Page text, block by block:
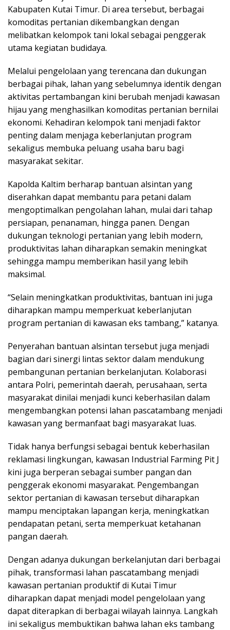
Kabupaten Kutai Timur. Di area tersebut, berbagai
komoditas pertanian dikembangkan dengan
melibatkan kelompok tani lokal sebagai penggerak
utama kegiatan budidaya.
Melalui pengelolaan yang terencana dan dukungan
berbagai pihak, lahan yang sebelumnya identik dengan
aktivitas pertambangan kini berubah menjadi kawasan
hijau yang menghasilkan komoditas pertanian bernilai
ekonomi. Kehadiran kelompok tani menjadi faktor
penting dalam menjaga keberlanjutan program
sekaligus membuka peluang usaha baru bagi
masyarakat sekitar.
Kapolda Kaltim berharap bantuan alsintan yang
diserahkan dapat membantu para petani dalam
mengoptimalkan pengolahan lahan, mulai dari tahap
persiapan, penanaman, hingga panen. Dengan
dukungan teknologi pertanian yang lebih modern,
produktivitas lahan diharapkan semakin meningkat
sehingga mampu memberikan hasil yang lebih
maksimal.
“Selain meningkatkan produktivitas, bantuan ini juga
diharapkan mampu memperkuat keberlanjutan
program pertanian di kawasan eks tambang,” katanya.
Penyerahan bantuan alsintan tersebut juga menjadi
bagian dari sinergi lintas sektor dalam mendukung
pembangunan pertanian berkelanjutan. Kolaborasi
antara Polri, pemerintah daerah, perusahaan, serta
masyarakat dinilai menjadi kunci keberhasilan dalam
mengembangkan potensi lahan pascatambang menjadi
kawasan yang bermanfaat bagi masyarakat luas.
Tidak hanya berfungsi sebagai bentuk keberhasilan
reklamasi lingkungan, kawasan Industrial Farming Pit J
kini juga berperan sebagai sumber pangan dan
penggerak ekonomi masyarakat. Pengembangan
sektor pertanian di kawasan tersebut diharapkan
mampu menciptakan lapangan kerja, meningkatkan
pendapatan petani, serta memperkuat ketahanan
pangan daerah.
Dengan adanya dukungan berkelanjutan dari berbagai
pihak, transformasi lahan pascatambang menjadi
kawasan pertanian produktif di Kutai Timur
diharapkan dapat menjadi model pengelolaan yang
dapat diterapkan di berbagai wilayah lainnya. Langkah
ini sekaligus membuktikan bahwa lahan eks tambang